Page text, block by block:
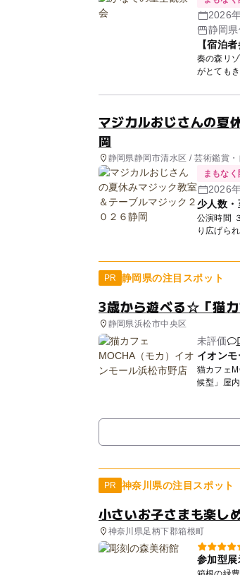
2026
静岡
【宿泊
奏の森リ
がとても
マジカルおじさんの夏
岡
静岡県静岡市清水区 / 芸術鑑賞
まもな
2026
少人数・
公演時間 ３５分 テーブルマジック １０分 あなたの目の前でコインが移動！？ 至近距離で繰
PR 静岡県の注目スポット
3歳から遊べる☆「猫
静岡県浜松市中央区
未評価
イオン
猫カフェ
候型」屋
PR 神奈川県の注目スポット
小さいお子さまも楽し
神奈川県足柄下郡箱根町
参加型